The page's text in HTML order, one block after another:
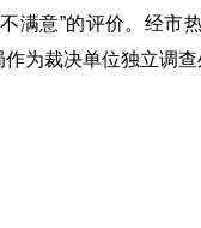
满意”的评价。经
为裁决单位独立调